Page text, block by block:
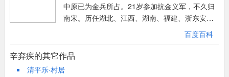
展。起言独自饮酒放歌，仰观天上鹰飞，俯视水中鱼跃，颇有“海
阔凭鱼跃，天高任鸟飞”的自由舒畅，鹰与鱼的行迹，虽可能来自
于现实的观察，但归根到底是作者心灵自由的幻象。“西风黄菊”一
句点明作词的时间，也营造出一种近似于当年陶渊明归隐的生活氛
围。作者以“喷薄”写菊花香气，生新脆硬，足见豪情。以下突然转
入惆怅的感受中，借用前人句，写他对一位曾经约定同游江海、而
中原已为金兵所占。21岁参加抗金义军，不久归
南宋。历任湖北、江西、湖南、福建、浙东安抚
使等职。一生力主抗金。曾上《美芹十论》与
《九议》，条陈战守之策。其词抒写力图恢复国
家统一的爱国热情，倾诉壮志难酬的悲愤，对当
百度百科
辛弃疾的其它作品
清平乐·村居